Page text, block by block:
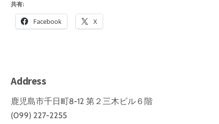
共有:
Facebook X
Address
鹿児島市千日町8-12 第２三木ビル６階
(099) 227-2255